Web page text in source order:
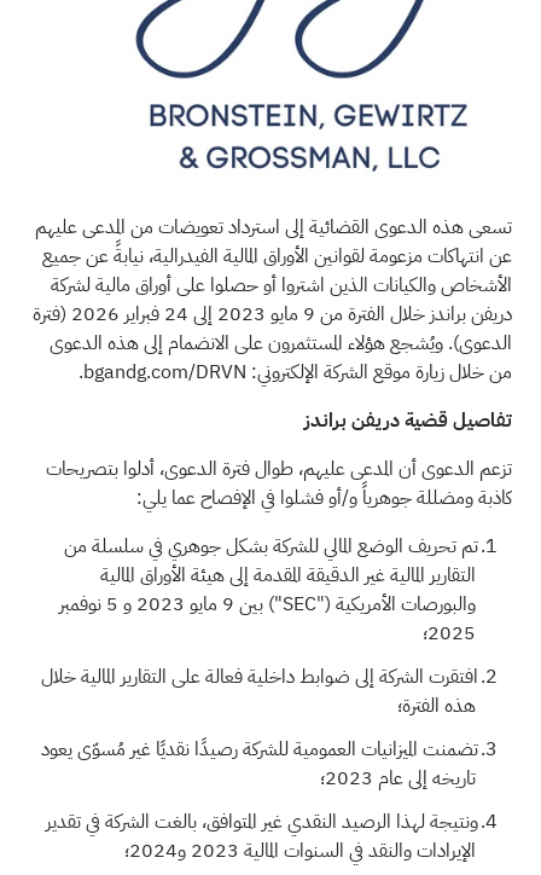
تسعى هذه الدعوى القضائية إلى استرداد تعويضات من المدعى عليهم
عن انتهاكات مزعومةلقوانين الأوراق المالية الفيدرالية، نيابةً عن جميع
الأشخاص والكيانات الذين اشتروا أو حصلوا على أوراق مالية لشركة
دريفن براندز خلال الفترة من 9 مايو 2023 إلى 24 فبراير 2026 (فترة
الدعوى). ويُشجع هؤلاء المستثمرون على الانضمام إلى هذه الدعوى
من خلال زيارة موقع الشركة الإلكتروني: bgandg.com/DRVN.
تفاصيل قضية دريفن براندز
تزعم الدعوى أن المدعى عليهم، طوال فترة الدعوى، أدلوا بتصريحات
كاذبة ومضللة جوهرياً و/أو فشلوا في الإفصاح عما يلي:
تم تحريف الوضع المالي للشركة بشكل جوهري في سلسلة من
التقارير المالية غير الدقيقة المقدمة إلى هيئة الأوراق المالية
والبورصات الأمريكية ("SEC") بين 9 مايو 2023 و 5 نوفمبر
2025؛
افتقرت الشركة إلى ضوابط داخلية فعالة على التقارير المالية خلال
هذه الفترة؛
تضمنت الميزانيات العمومية للشركة رصيدًا نقديًا غير مُسوّى يعود
تاريخه إلى عام 2023؛
ونتيجة لهذا الرصيد النقدي غير المتوافق، بالغت الشركة في تقدير
الإيرادات والنقد في السنوات المالية 2023 و2024؛